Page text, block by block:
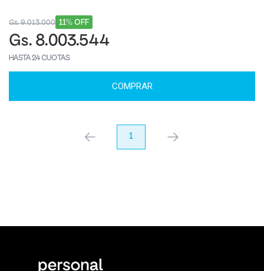
11% OFF
Gs. 9.013.000
Gs. 8.003.544
HASTA 24 CUOTAS
COMPRAR
anterior 1 próximo